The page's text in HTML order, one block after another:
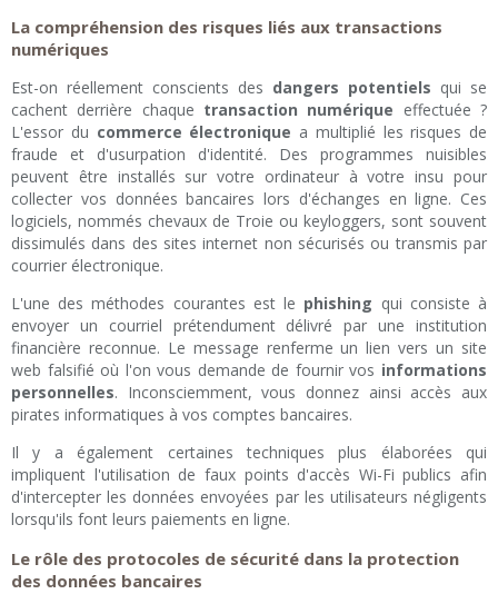
La compréhension des risques liés aux transactions
numériques
Est-on réellement conscients des dangers potentiels qui se
cachent derrière chaque transaction numérique effectuée ?
L'essor du commerce électronique a multiplié les risques de
fraude et d'usurpation d'identité. Des programmes nuisibles
peuvent être installés sur votre ordinateur à votre insu pour
collecter vos données bancaires lors d'échanges en ligne. Ces
logiciels, nommés chevaux de Troie ou keyloggers, sont souvent
dissimulés dans des sites internet non sécurisés ou transmis par
courrier électronique.
L'une des méthodes courantes est le phishing qui consiste à
envoyer un courriel prétendument délivré par une institution
financière reconnue. Le message renferme un lien vers un site
web falsifié où l'on vous demande de fournir vos informations
personnelles. Inconsciemment, vous donnez ainsi accès aux
pirates informatiques à vos comptes bancaires.
Il y a également certaines techniques plus élaborées qui
impliquent l'utilisation de faux points d'accès Wi-Fi publics afin
d'intercepter les données envoyées par les utilisateurs négligents
lorsqu'ils font leurs paiements en ligne.
Le rôle des protocoles de sécurité dans la protection
des données bancaires